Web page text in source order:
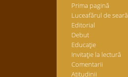
Prima pagină
Luceafărul de seară
Editorial
Debut
Educaţie
Invitaţie la lectură
Comentarii
Atitudinii